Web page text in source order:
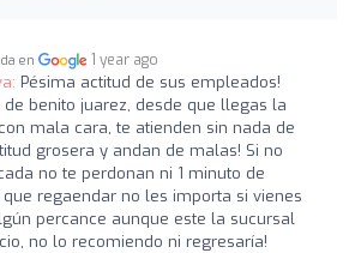
en 1 year ago
Pésima actitud de sus empleados!
benito juarez, desde que llegas la
mala cara, te atienden sin nada de
grosera y andan de malas! Si no
no te perdonan ni 1 minuto de
regaendar no les importa si vienes
percance aunque este la sucursal
no lo recomiendo ni regresaría!